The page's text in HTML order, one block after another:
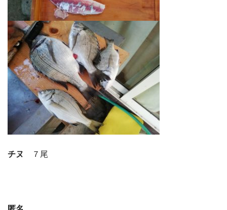
チヌ ７尾